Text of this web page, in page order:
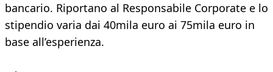
bancario. Riportano al Responsabile Corporate e lo
stipendio varia dai 40mila euro ai 75mila euro in
base all’esperienza.